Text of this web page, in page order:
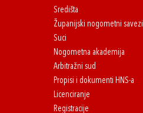
Središta
Županijski nogometni savezi
Suci
Nogometna akademija
Arbitražni sud
Propisi i dokumenti HNS-a
Licenciranje
Registracije